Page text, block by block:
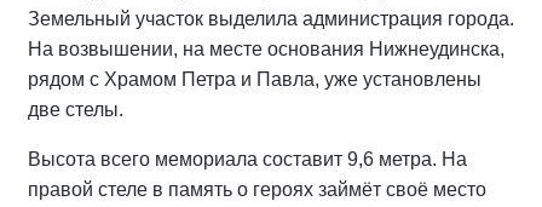
Земельный участок выделила администрация города.
На возвышении, на месте основания Нижнеудинска,
рядом с Храмом Петра и Павла, уже установлены
две стелы.
Высота всего мемориала составит 9,6 метра. На
правой стеле в память о героях займёт своё место